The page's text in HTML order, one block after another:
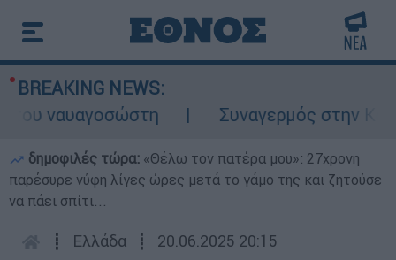
BREAKING NEWS:
ναυαγοσώστη
Συναγερμός στην
δημοφιλές τώρα: «Θέλω τον πατέρα μου»: 27χρονη
παρέσυρε νύφη λίγες ώρες μετά το γάμο της και ζητούσε
να πάει σπίτι...
┋ Ελλάδα ┋ 20.06.2025 20:15